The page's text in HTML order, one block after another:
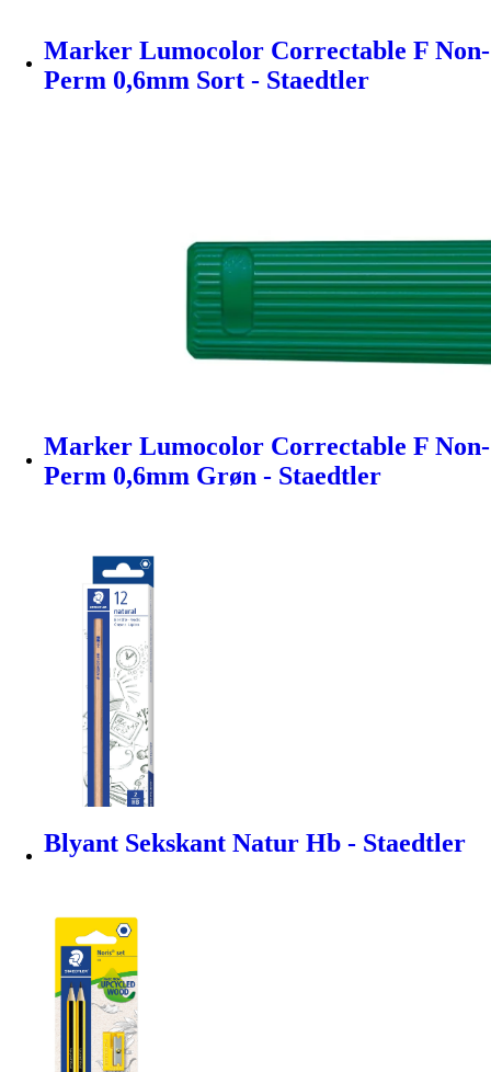
Marker Lumocolor Correctable F Non-
Perm 0,6mm Sort - Staedtler
Marker Lumocolor Correctable F Non-
Perm 0,6mm Grøn - Staedtler
Blyant Sekskant Natur Hb - Staedtler